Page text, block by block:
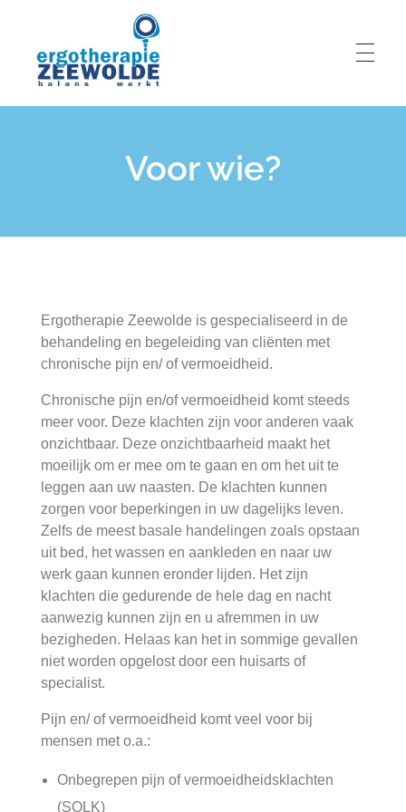
Voor wie?
Ergotherapie Zeewolde is gespecialiseerd in de
behandeling en begeleiding van cliënten met
chronische pijn en/ of vermoeidheid.
Chronische pijn en/of vermoeidheid komt steeds
meer voor. Deze klachten zijn voor anderen vaak
onzichtbaar. Deze onzichtbaarheid maakt het
moeilijk om er mee om te gaan en om het uit te
leggen aan uw naasten. De klachten kunnen
zorgen voor beperkingen in uw dagelijks leven.
Zelfs de meest basale handelingen zoals opstaan
uit bed, het wassen en aankleden en naar uw
werk gaan kunnen eronder lijden. Het zijn
klachten die gedurende de hele dag en nacht
aanwezig kunnen zijn en u afremmen in uw
bezigheden. Helaas kan het in sommige gevallen
niet worden opgelost door een huisarts of
specialist.
Pijn en/ of vermoeidheid komt veel voor bij
mensen met o.a.:
Onbegrepen pijn of vermoeidheidsklachten
(SOLK)